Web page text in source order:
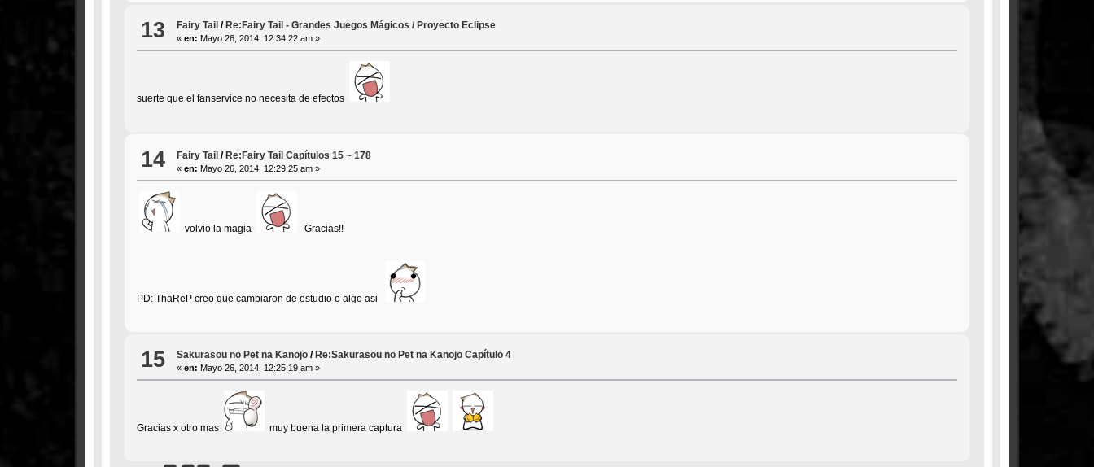
13 Fairy Tail / Re:Fairy Tail - Grandes Juegos Mágicos / Proyecto Eclipse
«en: Mayo 26, 2014, 12:34:22 am »
suerte que el fanservice no necesita de efectos
14 Fairy Tail /Re:Fairy Tail Capítulos 15 ~ 178
«en: Mayo 26, 2014, 12:29:25 am »
volvio la magia Gracias!!
PD: ThaReP creo que cambiaron de estudio o algo asi
15 Sakurasou no Pet na Kanojo / Re:Sakurasou no Pet na Kanojo Capítulo 4
«en: Mayo 26, 2014, 12:25:19 am »
Gracias x otro mas muy buena la primera captura